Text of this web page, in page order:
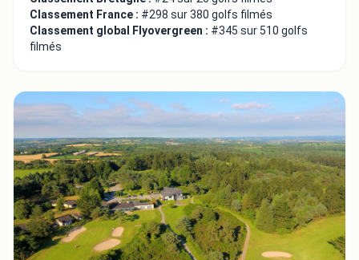
Classement France : #298 sur 380 golfs filmés
Classement global Flyovergreen : #345 sur 510 golfs
filmés